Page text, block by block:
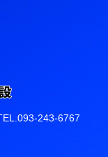
243-6767